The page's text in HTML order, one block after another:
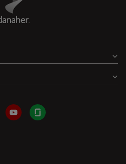
YouTubeGlassdoor